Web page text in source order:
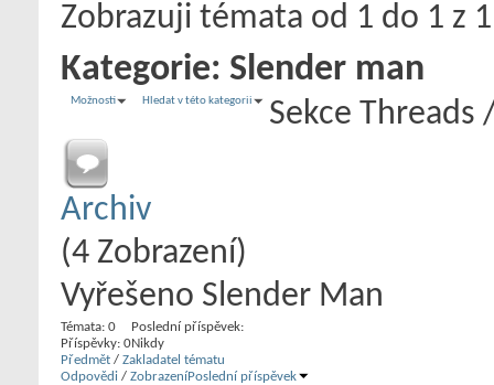
Zobrazuji témata od 1 do 1 z 1
Kategorie: Slender man
Možnosti Hledat v této kategorii Sekce Threads
Archiv
(4 Zobrazení)
Vyřešeno Slender Man
Témata: 0
Příspěvky: 0
Poslední příspěvek:
Nikdy
Předmět / Zakladatel tématu
Odpovědi / ZobrazeníPoslední příspěvek